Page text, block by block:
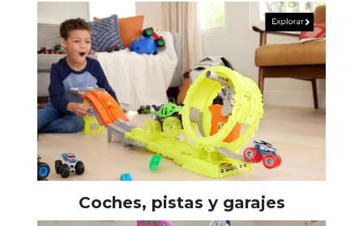
Coches, pistas y garajes